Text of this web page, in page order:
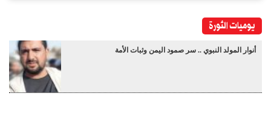
يوميات الثورة
أنوار المولد النبوي .. سر صمود اليمن وثبات الأمة